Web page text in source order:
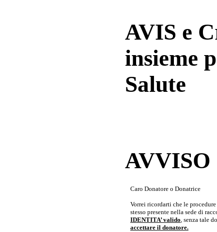
AVIS e
insieme
Salute
Caro Donatore o Donatrice
Vorrei ricordarti che le
stesso presente nella sede di
IDENTITA’ valido, senza tale
accettare il donatore.